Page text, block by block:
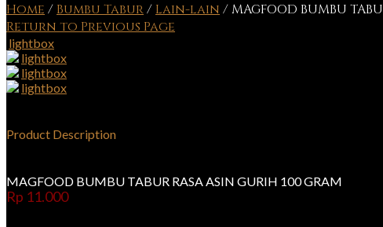
Home / Bumbu Tabur/ Lain-lain /MAGFOOD BUMBU
Return to Previous Page
lightbox
lightbox
lightbox
lightbox
Product Description
MAGFOOD BUMBU TABUR RASA ASIN GURIH 100 GRAM
Rp 11.000